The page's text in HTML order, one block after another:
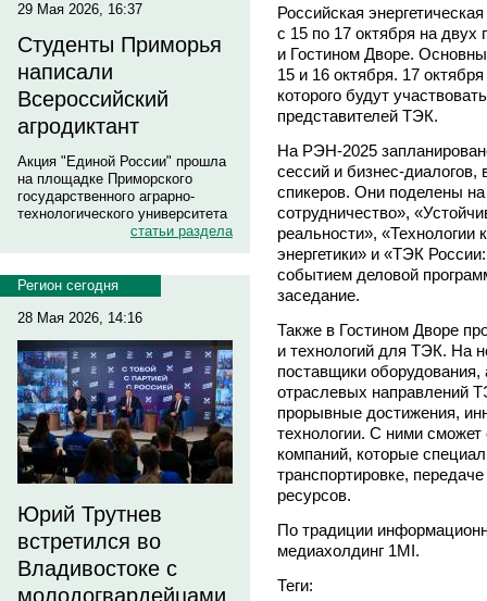
29 Мая 2026, 16:37
Студенты Приморья
написали
Всероссийский
агродиктант
Акция "Единой России" прошла
на площадке Приморского
государственного аграрно-
технологического университета
статьи раздела
Регион сегодня
28 Мая 2026, 14:16
Юрий Трутнев
встретился во
Владивостоке с
молодогвардейцами
Российская
с 15 по 17 октября на
и Гостином Дворе.
15 и 16 октября. 17
которого будут
представителей ТЭК.
На РЭН-2025
сессий и бизнес-диалогов,
спикеров. Они поделены
сотрудничество»,
реальности», «Технологии
энергетики» и «ТЭК
событием деловой
заседание.
Также в Гостином Дворе
и технологий для ТЭК. На
поставщики оборудования,
отраслевых направлений
прорывные достижения,
технологии. С ними
компаний, которые
транспортировке,
ресурсов.
По традиции
медиахолдинг 1MI.
Теги: